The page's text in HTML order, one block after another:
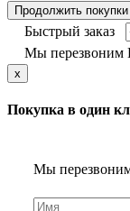
Продолжить покупки
Быстрый заказ
Мы перезвоним
x
Покупка в один
Мы